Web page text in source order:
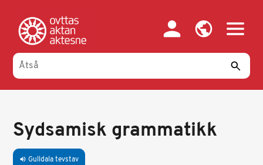
oajvve-
sisadnuj
Sydsamisk grammatikk
volume_up Gulldala tevstav